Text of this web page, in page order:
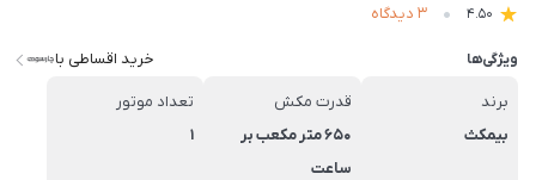
4.50 3 دیدگاه
ویژگی‌ها خرید اقساطی با
برند
بیمکث
قدرت مکش
650 متر مکعب بر
ساعت
تعداد موتور
1